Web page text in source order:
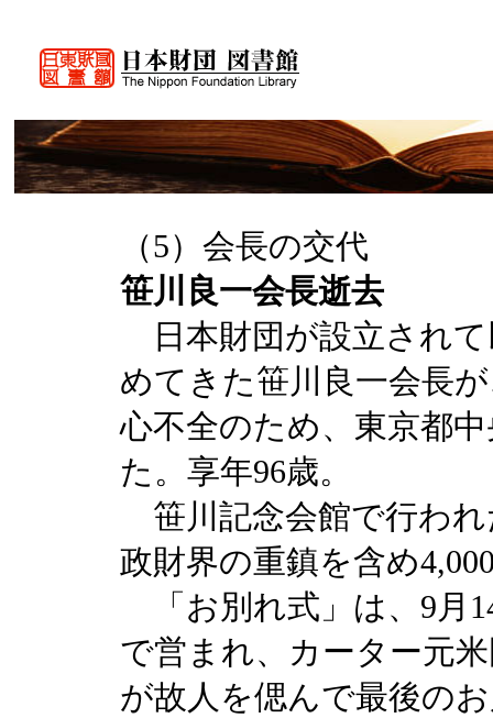
（5）会長の交代
笹川良一会長逝去
日本財団が設立されて
めてきた笹川良一会長
心不全のため、東京都
た。享年96歳。
笹川記念会館で行われ
政財界の重鎮を含め
「お別れ式」は、9月
で営まれ、カーター元
が故人を偲んで最後の